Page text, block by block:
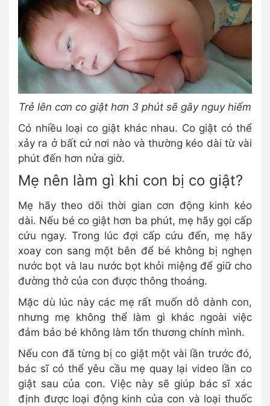
Trẻ lên cơn co giật hơn 3 phút sẽ gây nguy hiểm
Có nhiều loại co giật khác nhau. Co giật có thể
xảy ra ở bất cứ nơi nào và thường kéo dài từ vài
phút đến hơn nửa giờ.
Mẹ nên làm gì khi con bị co giật?
Mẹ hãy theo dõi thời gian cơn động kinh kéo
dài. Nếu bé co giật hơn ba phút, mẹ hãy gọi cấp
cứu ngay. Trong lúc đợi cấp cứu đến, mẹ hãy
xoay con sang một bên để bé không bị nghẹn
nước bọt và lau nước bọt khỏi miệng để giữ cho
đường thở của con được thông thoáng.
Mặc dù lúc này các mẹ rất muốn dỗ dành con,
nhưng mẹ không thể làm gì khác ngoài việc
đảm bảo bé không làm tổn thương chính mình.
Nếu con đã từng bị co giật một vài lần trước đó,
bác sĩ có thể yêu cầu mẹ quay lại video lần co
giật sau của con. Việc này sẽ giúp bác sĩ xác
định được loại động kinh của con và loại thuốc